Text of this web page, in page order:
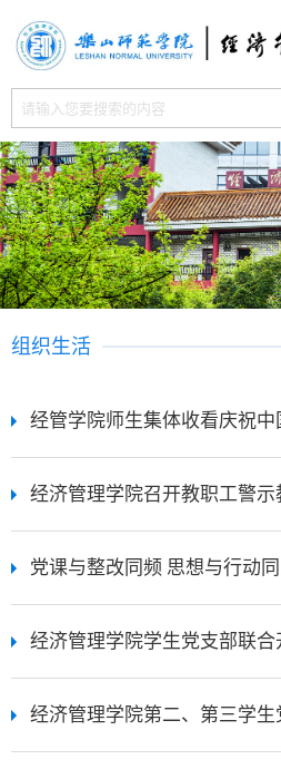
组织生活
经济管理学院召开教职工警示